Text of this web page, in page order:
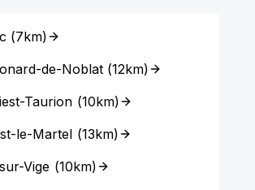
(7km)
de-Noblat(12km)
Taurion (10km)
le-Martel (13km)
Vige (10km)